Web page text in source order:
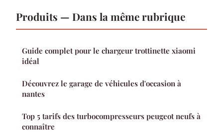
Produits — Dans la même rubrique
Guide complet pour le chargeur trottinette xiaomi
idéal
Découvrez le garage de véhicules d'occasion à
nantes
Top 5 tarifs des turbocompresseurs peugeot neufs à
connaître